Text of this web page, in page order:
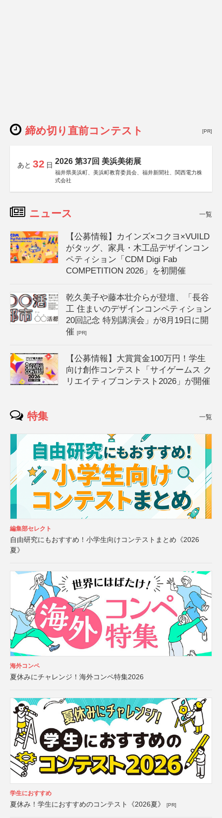
締め切り直前コンテスト [PR]
あと 32 日 2026 第37回 美浜美術展
福井県美浜町、美浜町教育委員会、福井新聞社、関西電力株
式会社
ニュース 一覧
【公募情報】カインズ×コクヨ×VUILD
がタッグ、家具・木工品デザインコン
ペティション「CDM Digi Fab
COMPETITION 2026」を初開催
乾久美子や藤本壮介らが登壇、「長谷
工 住まいのデザインコンペティション
20回記念 特別講演会」が8月19日に開
催[PR]
【公募情報】大賞賞金100万円！学生
向け創作コンテスト「サイゲームス ク
リエイティブコンテスト2026」が開催
特集 一覧
編集部セレクト
自由研究にもおすすめ！小学生向けコンテストまとめ《2026
夏》
海外コンペ
夏休みにチャレンジ！海外コンペ特集2026
学生におすすめ
夏休み！学生におすすめのコンテスト《2026夏》 [PR]